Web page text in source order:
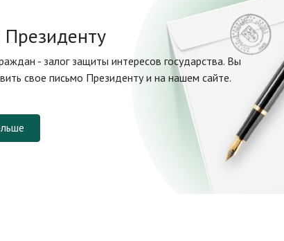
- залог защиты интересов государства. Вы
свое письмо Президенту и на нашем сайте.